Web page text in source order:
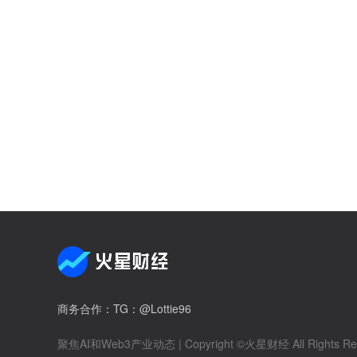
商务合作 ：TG：@Lottie96
聚焦AI和Web3产业动态 | Copyright ©火星财经 All Rights